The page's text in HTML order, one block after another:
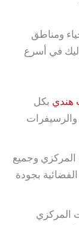
ومناطق
في أسرع
هندي بكل
والرسيفرات
المركزي وجميع
بجودة
المركزي